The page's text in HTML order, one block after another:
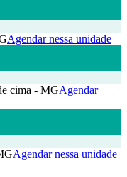
Agendar nessa unidade
cima - MGAgendar
Agendar nessa unidade